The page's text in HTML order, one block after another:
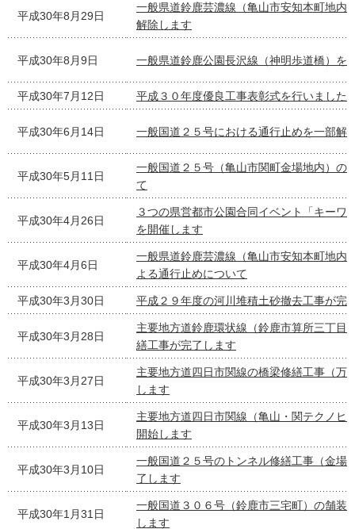
平成30年8月29日
一般県道鈴鹿芸濃線（亀山市安知本町地内
解除します
平成30年8月9日 一般県道鈴鹿公園長沢線（神明歩道橋）を
平成30年7月12日 平成３０年度優良工事表彰式を行いました
平成30年6月14日 一般国道２５号における通行止めを一部解
平成30年5月11日
一般国道２５号（亀山市関町金場地内）の
て
平成30年4月26日
３つの県営都市公園合同イベント「キーワ
を開催します
平成30年4月6日
一般県道鈴鹿芸濃線（亀山市安知本町地内
よる通行止めについて
平成30年3月30日 平成２９年度の河川堆積土砂撤去工事が完
平成30年3月28日
主要地方道鈴鹿環状線（鈴鹿市算所三丁目
繕工事が完了します
平成30年3月27日
主要地方道四日市関線の橋梁修繕工事（万
します
平成30年3月13日
主要地方道四日市関線（亀山・関テクノヒ
開始します
平成30年3月10日
一般国道２５号のトンネル修繕工事（金場
了します
平成30年1月31日
一般国道３０６号（鈴鹿市三宅町）の舗装
します